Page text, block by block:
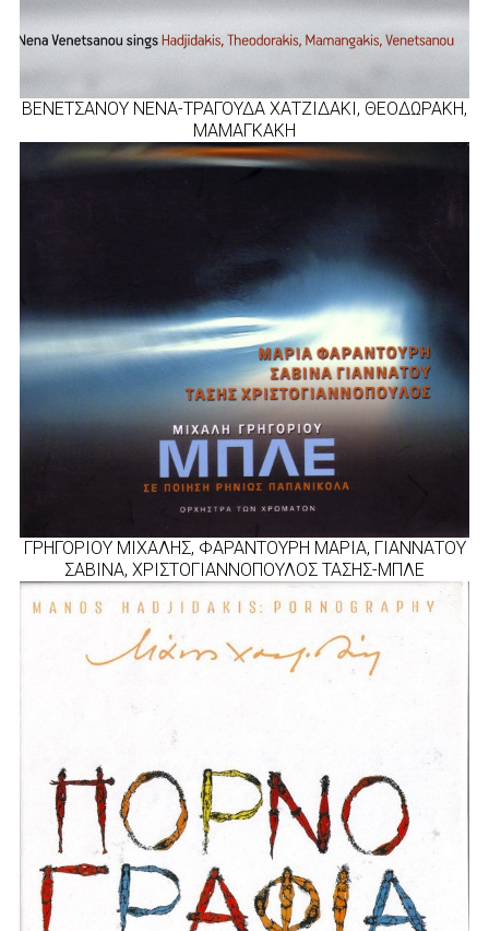
ΒΕΝΕΤΣΑΝΟΥ ΝΕΝΑ-ΤΡΑΓΟΥΔΑ ΧΑΤΖΙΔΑΚΙ, ΘΕΟΔΩΡΑΚΗ,
ΜΑΜΑΓΚΑΚΗ
ΓΡΗΓΟΡΙΟΥ ΜΙΧΑΛΗΣ, ΦΑΡΑΝΤΟΥΡΗ ΜΑΡΙΑ, ΓΙΑΝΝΑΤΟΥ
ΣΑΒΙΝΑ, ΧΡΙΣΤΟΓΙΑΝΝΟΠΟΥΛΟΣ ΤΑΣΗΣ-ΜΠΛE